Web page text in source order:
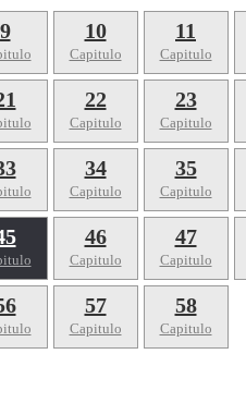
9 10
Capitulo
11
Capitulo
22
Capitulo
23
Capitulo
34
Capitulo
35
Capitulo
46
Capitulo
47
Capitulo
57
Capitulo
58
Capitulo